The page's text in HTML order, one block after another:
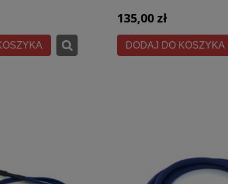
135,00 zł
DODAJ DO KOSZYKA